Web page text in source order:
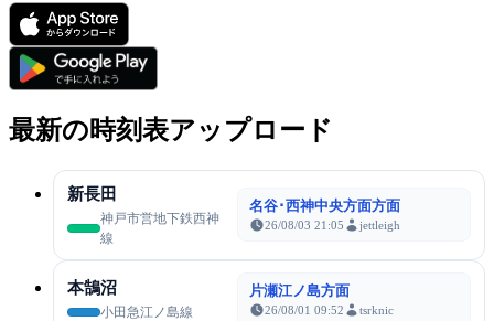
最新の時刻表アップロード
新長田
神戸市営地下鉄西神
線
名谷･西神中央方面方面
26/08/03 21:05 jettleigh
本鵠沼
小田急江ノ島線
片瀬江ノ島方面
26/08/01 09:52 tsrknic